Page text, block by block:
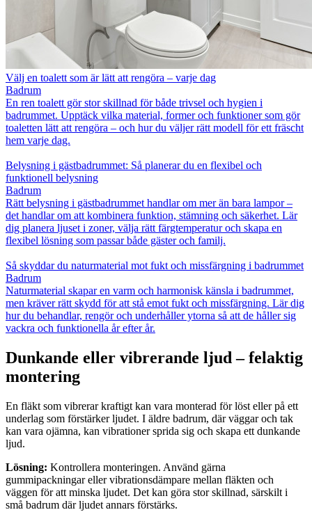
Välj en toalett som är lätt att rengöra – varje dag
Badrum
En ren toalett gör stor skillnad för både trivsel och hygien i
badrummet. Upptäck vilka material, former och funktioner som gör
toaletten lätt att rengöra – och hur du väljer rätt modell för ett fräscht
hem varje dag.
Belysning i gästbadrummet: Så planerar du en flexibel och
funktionell belysning
Badrum
Rätt belysning i gästbadrummet handlar om mer än bara lampor –
det handlar om att kombinera funktion, stämning och säkerhet. Lär
dig planera ljuset i zoner, välja rätt färgtemperatur och skapa en
flexibel lösning som passar både gäster och familj.
Så skyddar du naturmaterial mot fukt och missfärgning i badrummet
Badrum
Naturmaterial skapar en varm och harmonisk känsla i badrummet,
men kräver rätt skydd för att stå emot fukt och missfärgning. Lär dig
hur du behandlar, rengör och underhåller ytorna så att de håller sig
vackra och funktionella år efter år.
Dunkande eller vibrerande ljud – felaktig
montering
En fläkt som vibrerar kraftigt kan vara monterad för löst eller på ett
underlag som förstärker ljudet. I äldre badrum, där väggar och tak
kan vara ojämna, kan vibrationer sprida sig och skapa ett dunkande
ljud.
Lösning: Kontrollera monteringen. Använd gärna
gummipackningar eller vibrationsdämpare mellan fläkten och
väggen för att minska ljudet. Det kan göra stor skillnad, särskilt i
små badrum där ljudet annars förstärks.